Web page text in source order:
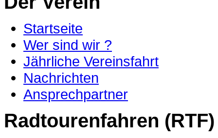
Startseite
Wer sind wir ?
Jährliche Vereinsfahrt
Nachrichten
Ansprechpartner
Radtourenfahren (RTF)